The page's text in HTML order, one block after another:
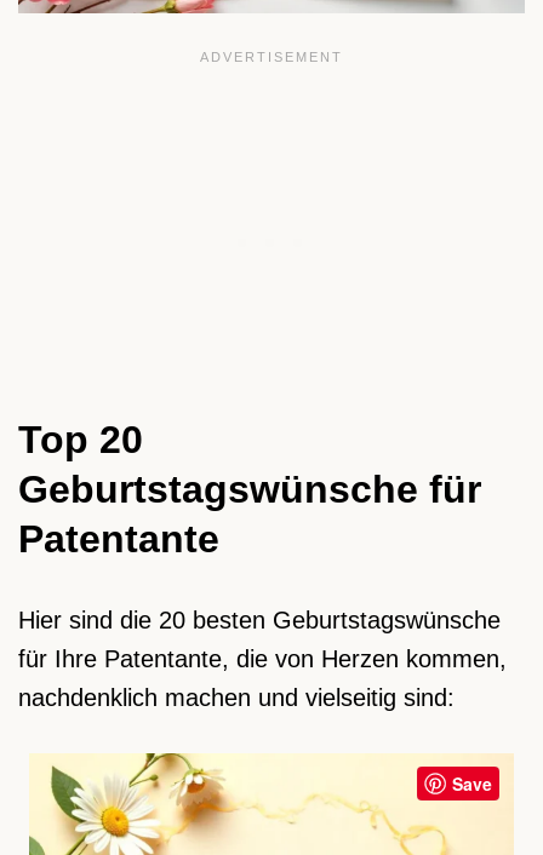
Top 20
Geburtstagswünsche für
Patentante
Hier sind die 20 besten Geburtstagswünsche
für Ihre Patentante, die von Herzen kommen,
nachdenklich machen und vielseitig sind:
Save